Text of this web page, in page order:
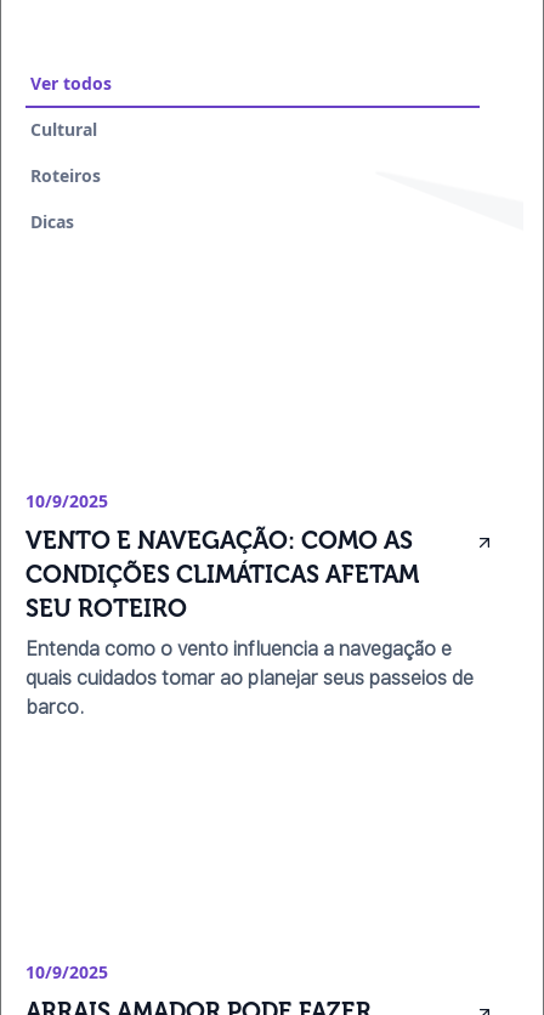
Ver todos
Cultural
Roteiros
Dicas
10/9/2025
VENTO E NAVEGAÇÃO: COMO AS
CONDIÇÕES CLIMÁTICAS AFETAM
SEU ROTEIRO
Entenda como o vento influencia a navegação e
quais cuidados tomar ao planejar seus passeios de
barco.
10/9/2025